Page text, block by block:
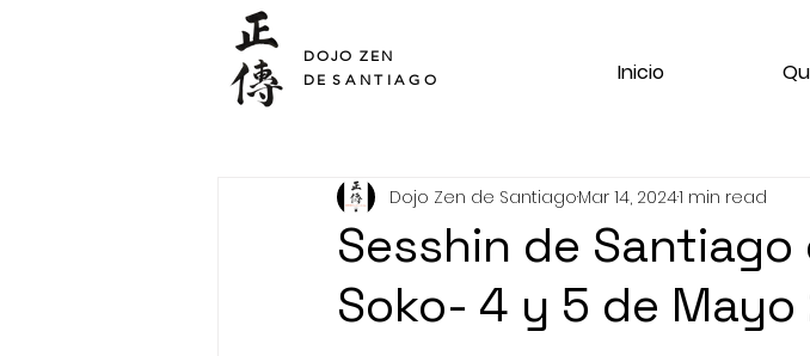
DOJO ZEN
DESANTIAGO Inicio
Sesshin de
Soko- 4 y 5 de
Dojo Zen de SantiagoMar 14, 20241 min read